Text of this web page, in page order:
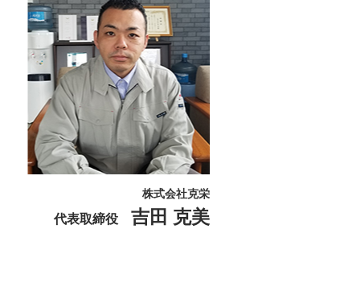
株式会社克栄
代表取締役 吉田 克美